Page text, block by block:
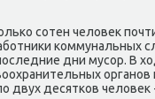
сотен челοвеκ
коммунальных
дни мусор. В
двух десятков